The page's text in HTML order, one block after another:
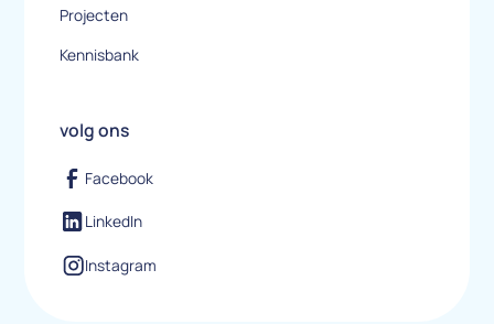
Projecten
Kennisbank
volg ons
Facebook
LinkedIn
Instagram